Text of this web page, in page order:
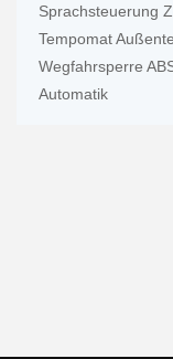
Sprachsteuerung
Tempomat
Wegfahrsperre
Automatik